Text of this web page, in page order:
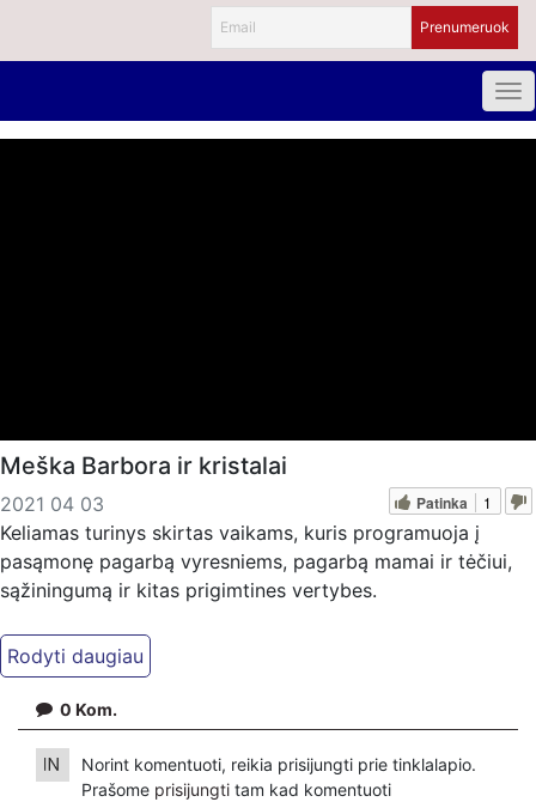
Meška Barbora ir kristalai
2021 04 03 Patinka 1
Keliamas turinys skirtas vaikams, kuris programuoja į
pasąmonę pagarbą vyresniems, pagarbą mamai ir tėčiui,
sąžiningumą ir kitas prigimtines vertybes.
Siūlykite šio pobūdžio turinį ir jis atsidurs šiame kanale!
0 Kom.
Norint komentuoti, reikia prisijungti prie tinklalapio.
Prašome prisijungti tam kad komentuoti